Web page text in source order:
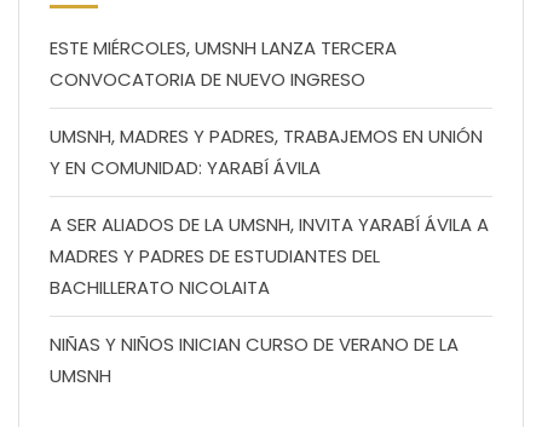
ESTE MIÉRCOLES, UMSNH LANZA TERCERA
CONVOCATORIA DE NUEVO INGRESO
UMSNH, MADRES Y PADRES, TRABAJEMOS EN UNIÓN
Y EN COMUNIDAD: YARABÍ ÁVILA
A SER ALIADOS DE LA UMSNH, INVITA YARABÍ ÁVILA A
MADRES Y PADRES DE ESTUDIANTES DEL
BACHILLERATO NICOLAITA
NIÑAS Y NIÑOS INICIAN CURSO DE VERANO DE LA
UMSNH